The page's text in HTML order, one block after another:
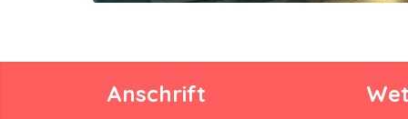
Anschrift